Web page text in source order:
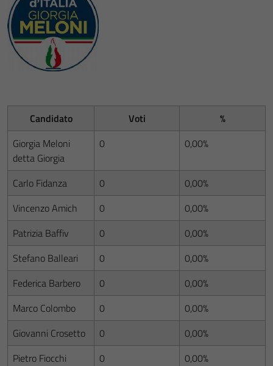
Candidato Voti
%
Giorgia Meloni
detta Giorgia
0 0,00%
Carlo Fidanza 0
0,00%
Vincenzo Amich
0
0,00%
Patrizia Baffiv
0
0,00%
Stefano Balleari
0
0,00%
Federica Barbero
0
0,00%
Marco Colombo
0
0,00%
Giovanni Crosetto
0
0,00%
Pietro Fiocchi
0
0,00%